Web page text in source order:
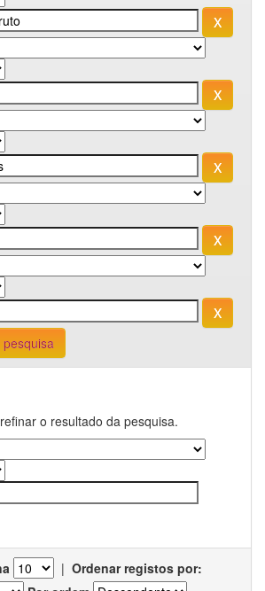
o resultado da pesquisa.
| Ordenar registos por: